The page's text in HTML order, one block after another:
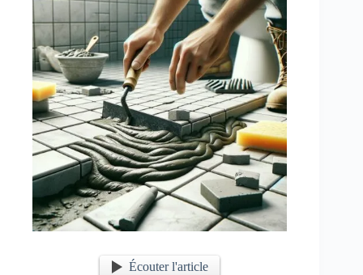
Écouter l'article